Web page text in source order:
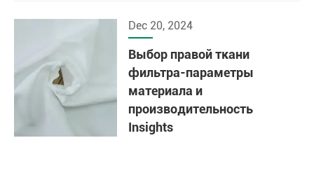
Dec 20, 2024
Выбор правой ткани
фильтра-параметры
материала и
производительность
Insights